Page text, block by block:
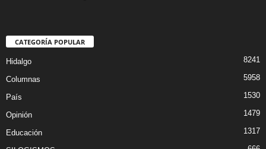
CATEGORÍA POPULAR
Hidalgo 8241
Columnas 5958
País 1530
Opinión 1479
Educación 1317